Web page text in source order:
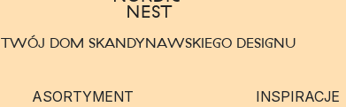
TWÓJ DOM SKANDYNAWSKIEGO DESIGNU
ASORTYMENT INSPIRACJE